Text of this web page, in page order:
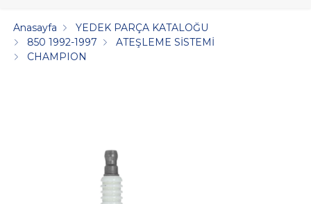
Anasayfa
YEDEK PARÇA KATALOĞU
850 1992-1997
ATEŞLEME SİSTEMİ
CHAMPION